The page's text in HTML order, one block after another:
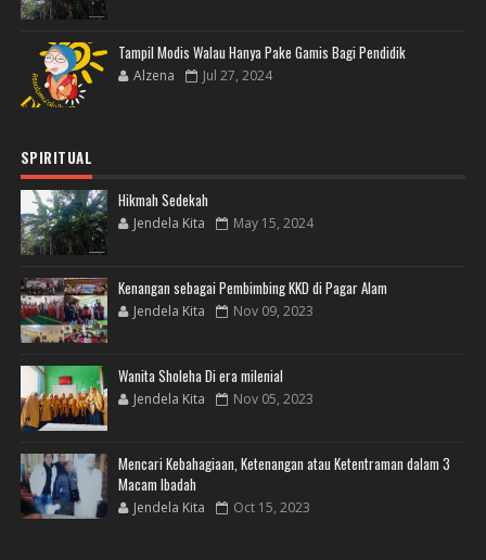
Tampil Modis Walau Hanya Pake Gamis Bagi Pendidik
Alzena Jul 27, 2024
SPIRITUAL
Hikmah Sedekah
Jendela Kita May 15, 2024
Kenangan sebagai Pembimbing KKD di Pagar Alam
Jendela Kita Nov 09, 2023
Wanita Sholeha Di era milenial
Jendela Kita Nov 05, 2023
Mencari Kebahagiaan, Ketenangan atau Ketentraman dalam 3
Macam Ibadah
Jendela Kita Oct 15, 2023